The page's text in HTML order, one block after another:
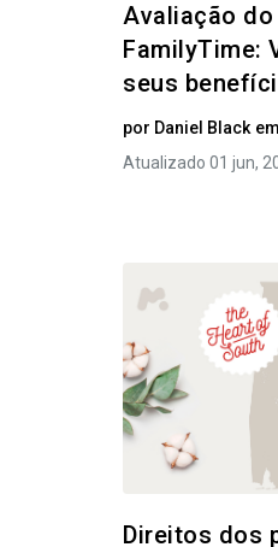
Avaliação
FamilyTime:
seus
por Daniel Black em
Atualizado 01 jun,
Direitos dos